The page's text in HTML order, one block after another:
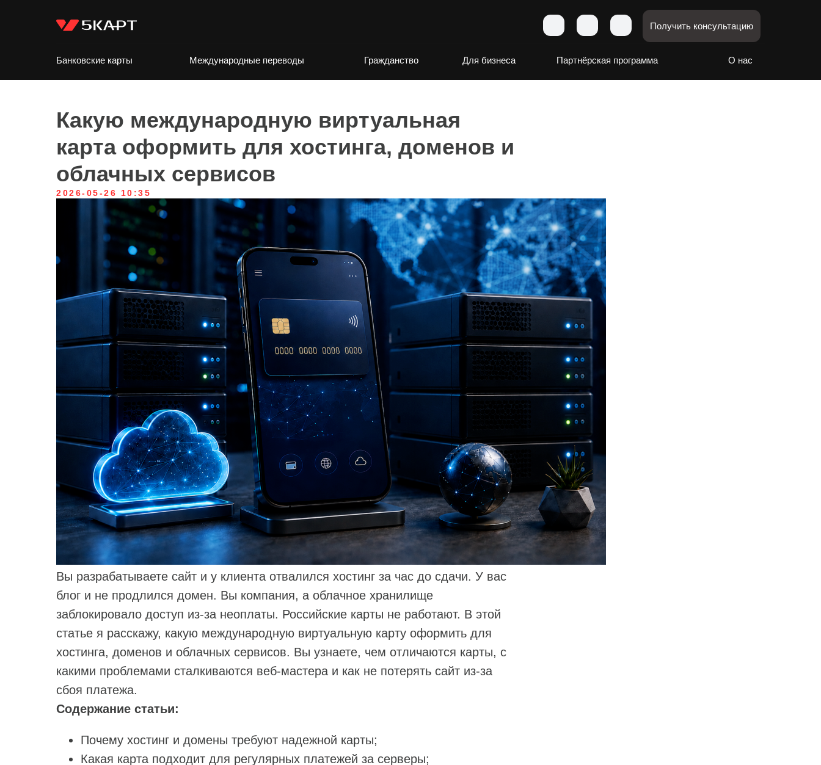
Банковские карты Международные переводы Гражданство Для бизнеса Партнёрская программа О нас
Получить консультацию
Какую международную виртуальная
карта оформить для хостинга, доменов и
облачных сервисов
2026-05-26 10:35
Вы разрабатываете сайт и у клиента отвалился хостинг за час до сдачи. У вас
блог и не продлился домен. Вы компания, а облачное хранилище
заблокировало доступ из‑за неоплаты. Российские карты не работают. В этой
статье я расскажу, какую международную виртуальную карту оформить для
хостинга, доменов и облачных сервисов. Вы узнаете, чем отличаются карты, с
какими проблемами сталкиваются веб‑мастера и как не потерять сайт из‑за
сбоя платежа.
Содержание статьи:
Почему хостинг и домены требуют надежной карты;
Какая карта подходит для регулярных платежей за серверы;